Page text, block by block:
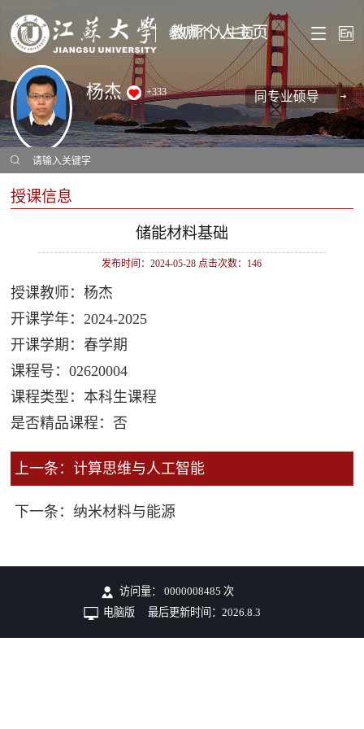
教师个人主页
杨杰 +333 同专业硕导
授课信息
储能材料基础
发布时间：2024-05-28 点击次数： 146
授课教师：杨杰
开课学年：2024-2025
开课学期：春学期
课程号：02620004
课程类型：本科生课程
是否精品课程：否
上一条：计算思维与人工智能
下一条：纳米材料与能源
访问量： 0000008485 次
电脑版
最后更新时间：2026 .8 .3